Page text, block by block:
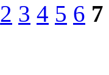
2 3 4 5 6 7